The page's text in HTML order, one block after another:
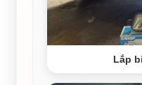
Lắp